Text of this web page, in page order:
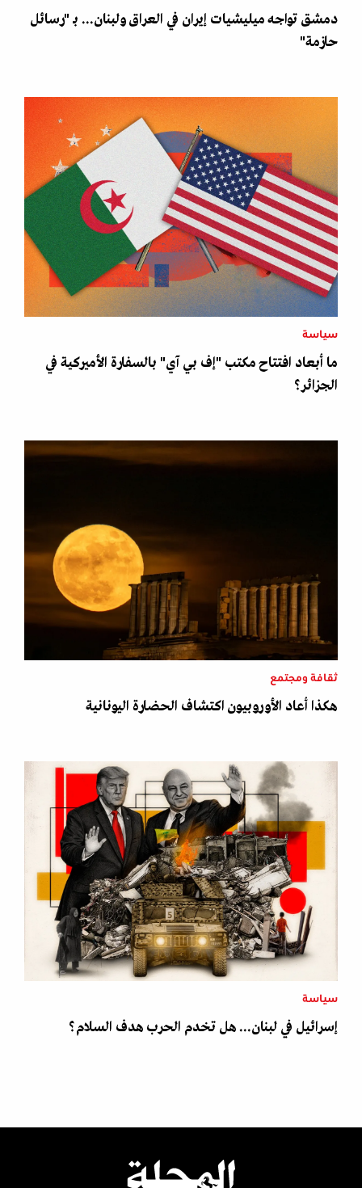
دمشق تواجه ميليشيات إيران في العراق ولبنان... بـ "رسائل
حازمة"
سياسة
ما أبعاد افتتاح مكتب "إف بي آي" بالسفارة الأميركية في
الجزائر؟
ثقافة ومجتمع
هكذا أعاد الأوروبيون اكتشاف الحضارة اليونانية
سياسة
إسرائيل في لبنان... هل تخدم الحرب هدف السلام؟